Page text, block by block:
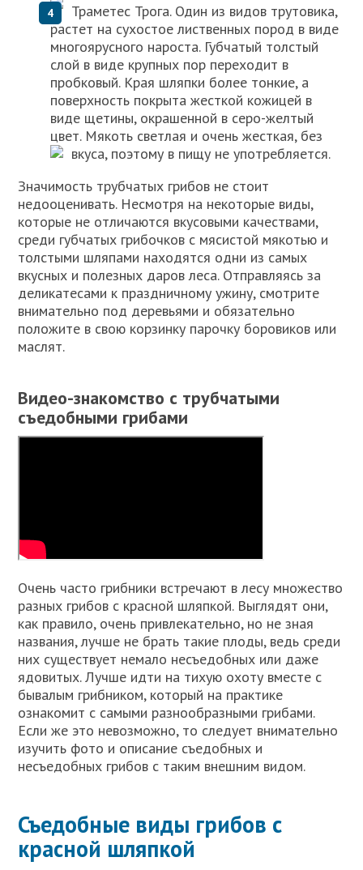
Траметес Трога. Один из видов трутовика,
растет на сухостое лиственных пород в виде
многоярусного нароста. Губчатый толстый
слой в виде крупных пор переходит в
пробковый. Края шляпки более тонкие, а
поверхность покрыта жесткой кожицей в
виде щетины, окрашенной в серо-желтый
цвет. Мякоть светлая и очень жесткая, без
вкуса, поэтому в пищу не употребляется.
Значимость трубчатых грибов не стоит
недооценивать. Несмотря на некоторые виды,
которые не отличаются вкусовыми качествами,
среди губчатых грибочков с мясистой мякотью и
толстыми шляпами находятся одни из самых
вкусных и полезных даров леса. Отправляясь за
деликатесами к праздничному ужину, смотрите
внимательно под деревьями и обязательно
положите в свою корзинку парочку боровиков или
маслят.
Видео-знакомство с трубчатыми
съедобными грибами
Очень часто грибники встречают в лесу множество
разных грибов с красной шляпкой. Выглядят они,
как правило, очень привлекательно, но не зная
названия, лучше не брать такие плоды, ведь среди
них существует немало несъедобных или даже
ядовитых. Лучше идти на тихую охоту вместе с
бывалым грибником, который на практике
ознакомит с самыми разнообразными грибами.
Если же это невозможно, то следует внимательно
изучить фото и описание съедобных и
несъедобных грибов с таким внешним видом.
Съедобные виды грибов с
красной шляпкой